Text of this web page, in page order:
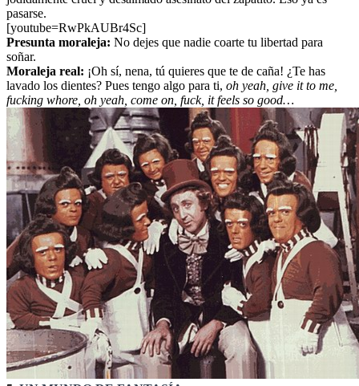
pasarse.
[youtube=RwPkAUBr4Sc]
Presunta moraleja: No dejes que nadie coarte tu libertad para
soñar.
Moraleja real: ¡Oh sí, nena, tú quieres que te de caña! ¿Te has
lavado los dientes? Pues tengo algo para ti, oh yeah, give it to me,
fucking whore, oh yeah, come on, fuck, it feels so good…